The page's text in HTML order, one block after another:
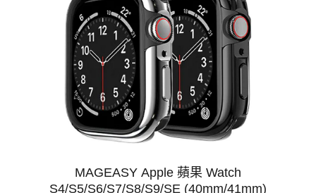
MAGEASY Apple 蘋果 Watch
S4/S5/S6/S7/S8/S9/SE (40mm/41mm)